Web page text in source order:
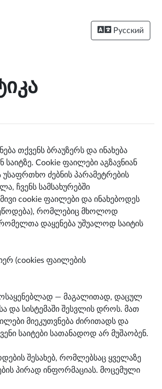
Русский
თქვენს ბრაუზერს და ინახება
Cookie ფაილები აგზავნიან
ძებნის პარამეტრების
ჩვენს სამსახურებში
cookie ფაილები და ინახებოდეს
ეწოდება), რომლებიც მხოლოდ
დაყენება უშუალოდ საიტის
(cookies ფაილების
— მაგალითად, დაცულ
და სისტემაში შესვლის დროს. მათ
მიეკუთვნება ძირითადს და
საიტები სათანადოდ არ მუშაობენ.
შესახებ, რომლებსაც ყველაზე
პირად ინფორმაციას. მოცემული